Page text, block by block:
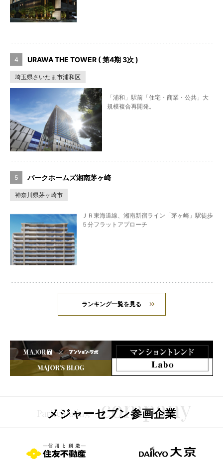
URAWA THE TOWER ( 第4期 3次 )
埼玉県さいたま市浦和区
「浦和」駅前「住宅・商業・公共」大
規模複合再開発。
パークホームズ湘南茅ヶ崎
神奈川県茅ヶ崎市
ＪＲ東海道線、湘南新宿ライン「茅ヶ崎」駅徒歩
５分フラットアプローチ
ランキング一覧を見る
メジャーセブン参画企業